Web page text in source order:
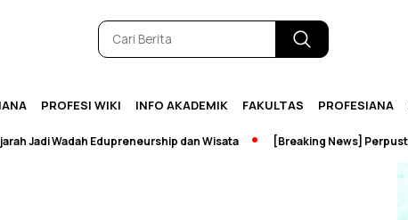
PROFESI WIKI INFO AKADEMIK FAKULTAS PROFESIANA
Wadah Edupreneurship dan Wisata [Breaking News] Perpustakaan